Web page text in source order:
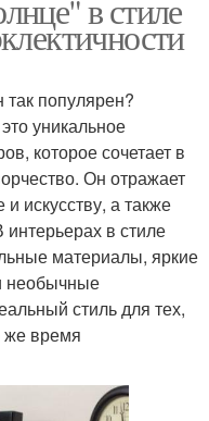
в стиле
так популярен?
уникальное
которое сочетает в
Он отражает
искусству, а также
в стиле
материалы, яркие
необычные
стиль для тех,
же время